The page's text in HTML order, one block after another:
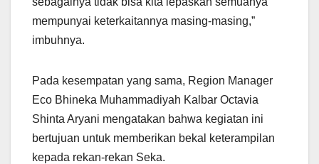
mempunyai keterkaitannya masing-masing,”
imbuhnya.
Pada kesempatan yang sama, Region Manager
Eco Bhineka Muhammadiyah Kalbar Octavia
Shinta Aryani mengatakan bahwa kegiatan ini
bertujuan untuk memberikan bekal keterampilan
kepada rekan-rekan Seka.